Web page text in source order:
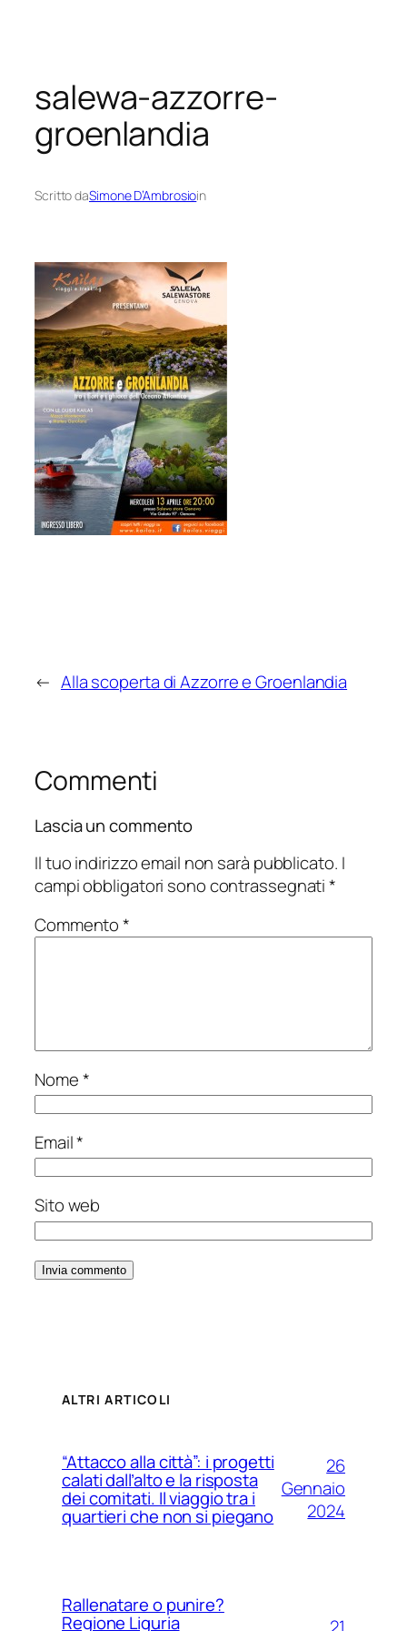
contenuto
salewa-azzorre-
groenlandia
Scritto daSimone D’Ambrosioin
← Alla scoperta di Azzorre e Groenlandia
Commenti
Lascia un commento
Il tuo indirizzo email non sarà pubblicato. I
campi obbligatori sono contrassegnati*
Commento*
Nome*
Email*
Sito web
ALTRI ARTICOLI
“Attacco alla città”: i progetti
calati dall’alto e la risposta
dei comitati. Il viaggio tra i
quartieri che non si piegano
26
Gennaio
2024
Rallenatare o punire?
Regione Liguria